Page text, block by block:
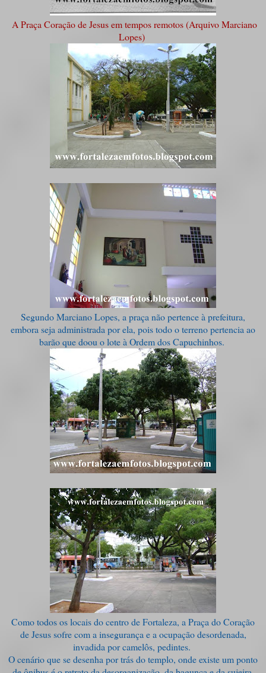
A Praça Coração de Jesus em tempos remotos (Arquivo Marciano
Lopes)
Segundo Marciano Lopes, a praça não pertence à prefeitura,
embora seja administrada por ela, pois todo o terreno pertencia ao
barão que doou o lote à Ordem dos Capuchinhos.
Como todos os locais do centro de Fortaleza, a Praça do Coração
de Jesus sofre com a insegurança e a ocupação desordenada,
invadida por camelôs, pedintes.
O cenário que se desenha por trás do templo, onde existe um ponto